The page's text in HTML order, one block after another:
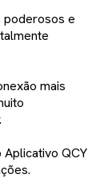
poderosos e
mais
QCY